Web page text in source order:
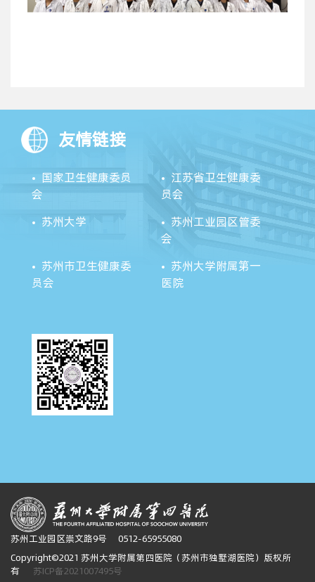
友情链接
国家卫生健康委员
会
江苏省卫生健康委
员会
苏州大学
苏州工业园区管委
会
苏州市卫生健康委
员会
苏州大学附属第一
医院
苏州工业园区崇文路9号
0512-65955080
Copyright©2021 苏州大学附属第四医院（苏州市独墅湖医院）版权所
有
苏ICP备2021007495号